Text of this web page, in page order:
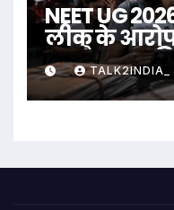
NEET UG
लीक के
बड़ा फैसला,
प्रदर्शनTALK2INDIA_